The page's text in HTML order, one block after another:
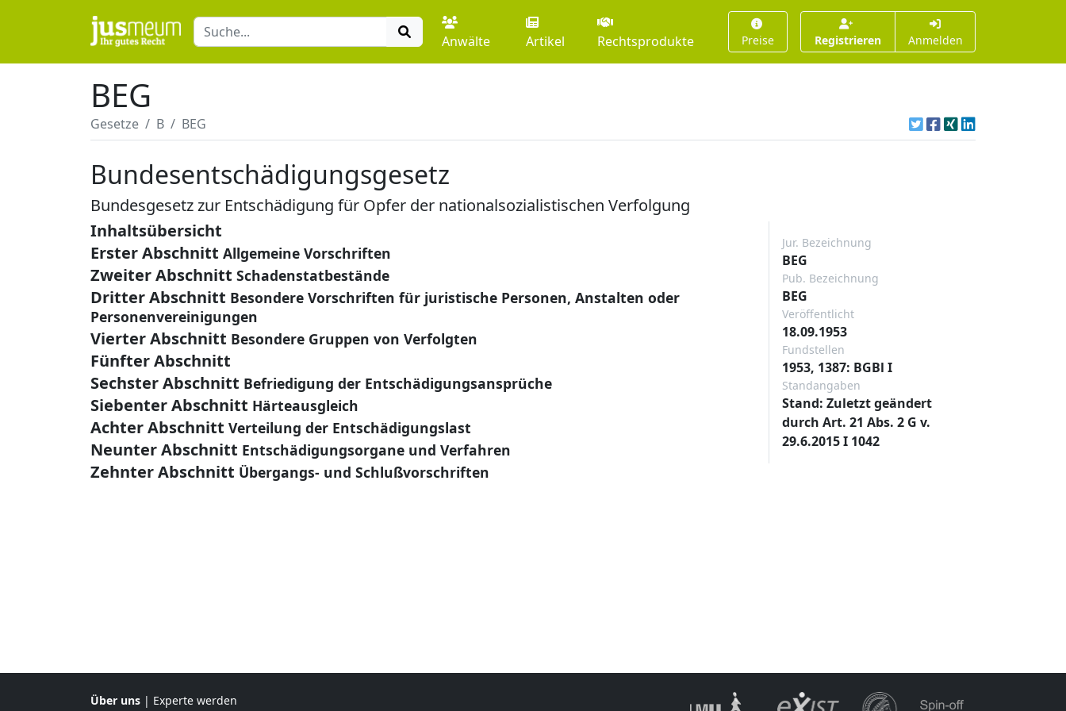
Anwälte Artikel Rechtsprodukte Preise Registrieren Anmelden
BEG
Gesetze B BEG
Bundesentschädigungsgesetz
Bundesgesetz zur Entschädigung für Opfer der nationalsozialistischen Verfolgung
Inhaltsübersicht
Erster Abschnitt Allgemeine Vorschriften
Zweiter Abschnitt Schadenstatbestände
Dritter Abschnitt Besondere Vorschriften für juristische Personen, Anstalten oder
Personenvereinigungen
Vierter Abschnitt Besondere Gruppen von Verfolgten
Fünfter Abschnitt
Sechster Abschnitt Befriedigung der Entschädigungsansprüche
Siebenter Abschnitt Härteausgleich
Achter Abschnitt Verteilung der Entschädigungslast
Neunter Abschnitt Entschädigungsorgane und Verfahren
Zehnter Abschnitt Übergangs- und Schlußvorschriften
Jur. Bezeichnung
BEG
Pub. Bezeichnung
BEG
Veröffentlicht
18.09.1953
Fundstellen
1953, 1387: BGBl I
Standangaben
Stand: Zuletzt geändert
durch Art. 21 Abs. 2 G v.
29.6.2015 I 1042
Über uns | Experte werden